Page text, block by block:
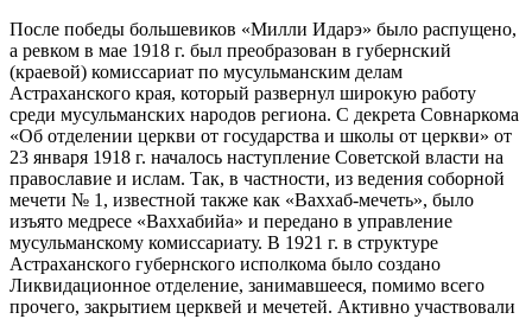
После победы большевиков «Милли Идарэ» было распущено,
а ревком в мае 1918 г. был преобразован в губернский
(краевой) комиссариат по мусульманским делам
Астраханского края, который развернул широкую работу
среди мусульманских народов региона. С декрета Совнаркома
«Об отделении церкви от государства и школы от церкви» от
23 января 1918 г. началось наступление Советской власти на
православие и ислам. Так, в частности, из ведения соборной
мечети № 1, известной также как «Ваххаб-мечеть», было
изъято медресе «Ваххабийа» и передано в управление
мусульманскому комиссариату. В 1921 г. в структуре
Астраханского губернского исполкома было создано
Ликвидационное отделение, занимавшееся, помимо всего
прочего, закрытием церквей и мечетей. Активно участвовали